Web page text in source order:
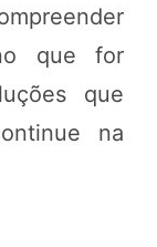
que for
que
na